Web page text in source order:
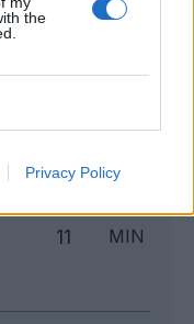
the
Privacy Policy
11 MIN